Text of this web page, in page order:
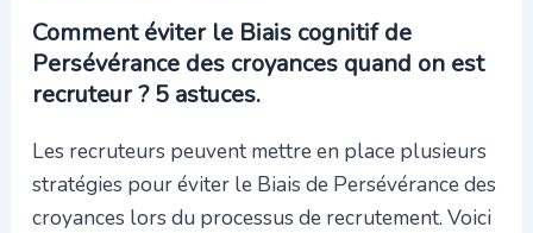
Comment éviter le Biais cognitif de
Persévérance des croyances quand on est
recruteur ? 5 astuces.
Les recruteurs peuvent mettre en place plusieurs
stratégies pour éviter le Biais de Persévérance des
croyances lors du processus de recrutement. Voici